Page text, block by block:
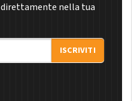
direttamente nella tua
ISCRIVITI